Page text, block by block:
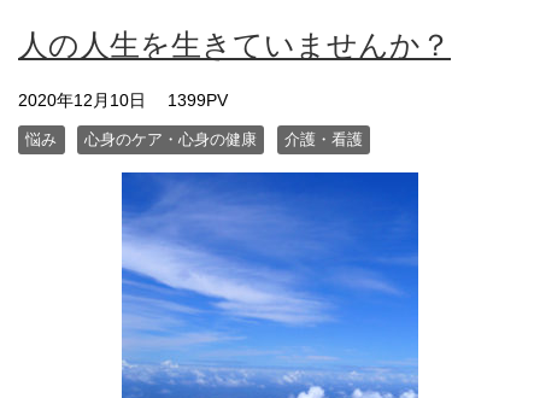
人の人生を生きていませんか？
2020年12月10日 1399PV
悩み 心身のケア・心身の健康 介護・看護